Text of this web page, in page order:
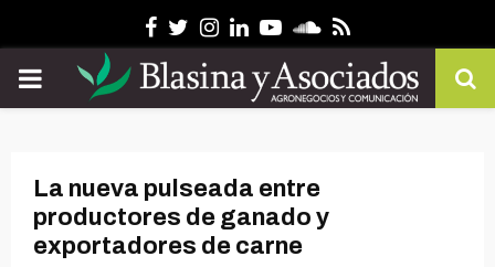
Facebook
Twitter
Instagram
Linkedin
YoutubeSoundcloud
Rss
PRIMARY
La nueva pulseada entre
productores de ganado y
exportadores de carne